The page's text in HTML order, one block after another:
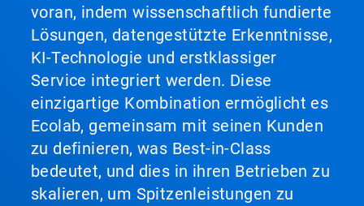
voran, indem wissenschaftlich fundierte
Lösungen, datengestützte Erkenntnisse,
KI-Technologie und erstklassiger
Service integriert werden. Diese
einzigartige Kombination ermöglicht es
Ecolab, gemeinsam mit seinen Kunden
zu definieren, was Best-in-Class
bedeutet, und dies in ihren Betrieben zu
skalieren, um Spitzenleistungen zu